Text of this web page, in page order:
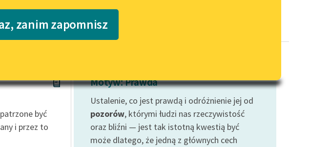
i klasyka
dla
szkolnych i
dla
Katalog
Katalog w formacie PDF
wrażliwych
Deklaracja dostępności
zanim zapomnisz
być
i przez to
Motyw: Prawda
Ustalenie, co jest prawdą i odróżnienie jej od
pozorów, którymi łudzi nas rzeczywistość
oraz bliźni — jest tak istotną kwestią być
może dlatego, że jedną z głównych cech